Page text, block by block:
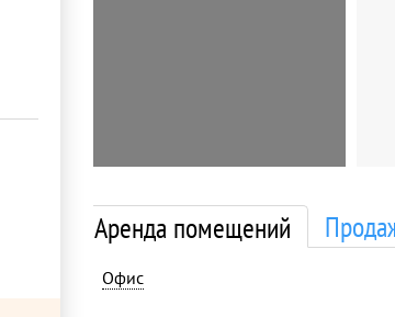
Аренда помещений
Офис